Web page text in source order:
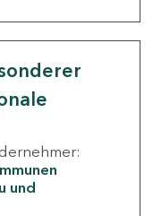
und